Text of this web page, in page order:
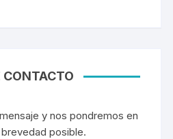
CONTACTO
y nos pondremos en
posible.